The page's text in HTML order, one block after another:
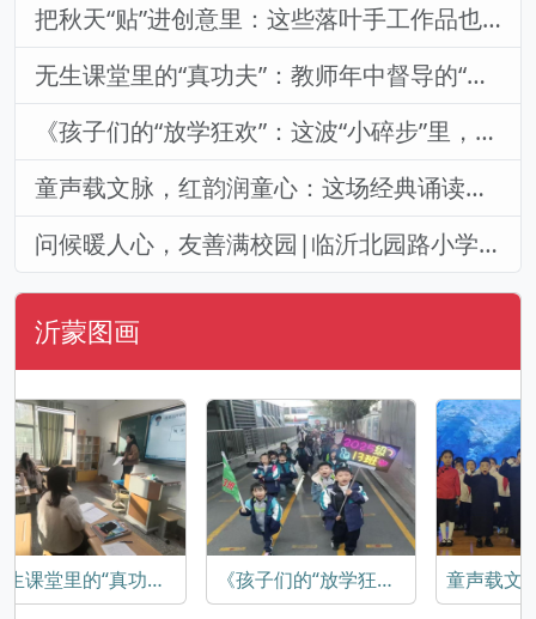
把秋天“贴”进创意里：这些落叶手工作品也太会了吧！
无生课堂里的“真功夫”：教师年中督导的“静默赛场”
《孩子们的“放学狂欢”：这波“小碎步”里，藏着最甜的童年烟火气》
童声载文脉，红韵润童心：这场经典诵读里藏着成长的底色
问候暖人心，友善满校园|临沂北园路小学第12周升旗仪式
沂蒙图画
无生课堂里的“真功夫”：教师年中督导的“静默赛场” 《孩子们的“放学狂欢”：这波“小碎步”里，藏着最甜的童年烟火气》